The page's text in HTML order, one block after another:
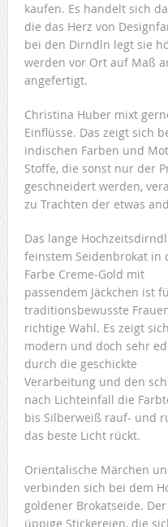
kaufen. Es handelt sich
die das Herz von
bei den Dirndln legt sie
werden vor Ort auf Maß
angefertigt.
Christina Huber mixt
Einflüsse. Das zeigt sich
indischen Farben und
Stoffe, die sonst nur der
geschneidert werden,
zu Trachten der etwas
Das lange
feinstem Seidenbrokat in
Farbe Creme-Gold mit
passendem Jäckchen ist
traditionsbewusste
richtige Wahl. Es zeigt sich
modern und doch sehr
durch die geschickte
Verarbeitung und den
nach Lichteinfall die
bis Silberweiß rauf- und
das beste Licht rückt.
Orientalische Märchen
verbinden sich bei dem
goldener Brokatseide.
üppige Stickereien, die